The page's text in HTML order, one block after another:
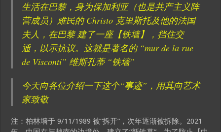
生活在巴黎，身为保加利亚（也是共产主义阵
营成员）难民的 Christo 克里斯托及他的法国
夫人，在巴黎 建了一座【铁墙】，挡住交
通，以示抗议。这就是著名的 “mur de la rue
de Visconti” 维斯孔蒂 “铁墙”
今天向各位介绍一下这个“事迹”，用其向艺术
家致敬
注：柏林墙于 9/11/1989 被“拆开”，次年逐渐被拆除。2021